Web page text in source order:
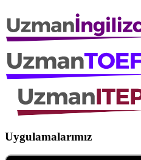
Uygulamalarımız